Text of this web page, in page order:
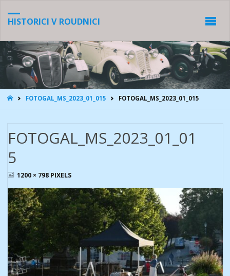
HISTORICI V ROUDNICI
HOMEFOTOGAL_MS_2023_01_015 FOTOGAL_MS_2023_01_015
FOTOGAL_MS_2023_01_01
5
FULL1200 × 798 PIXELS